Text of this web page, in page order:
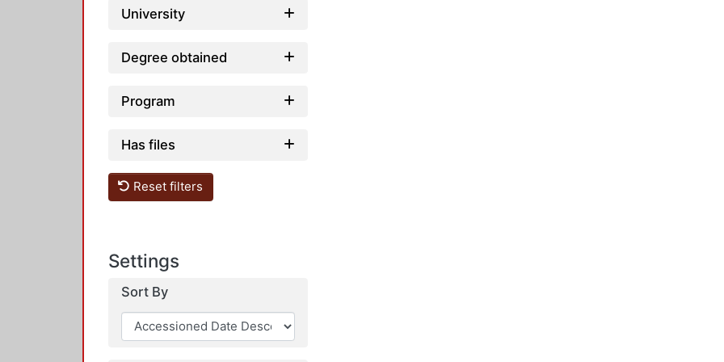
University
Degree obtained
Program
Has files
Reset filters
Settings
Sort By